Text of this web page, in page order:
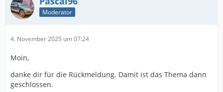
Moderator
4. November 2025 um 07:24
Moin,
danke dir für die Rückmeldung. Damit ist das Thema dann
geschlossen.